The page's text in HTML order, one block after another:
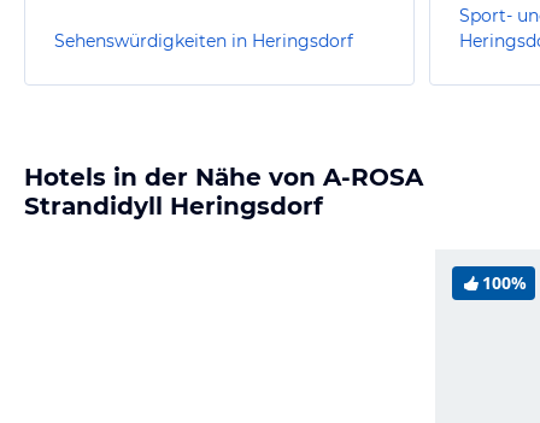
Sehenswürdigkeiten in Heringsdorf
Sport-
Hotels in der Nähe von A-ROSA
Strandidyll Heringsdorf
100%